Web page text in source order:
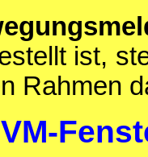
ist,
Rahmen